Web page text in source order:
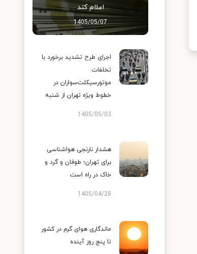
اعلام کند
1405/05/07
اجرای طرح تشدید برخورد با
تخلفات
موتورسیکلت‌سواران در
خطوط ویژه تهران از شنبه
1405/05/03
هشدار نارنجی هواشناسی
برای تهران؛ طوفان و گرد و
خاک در راه است
1405/04/28
ماندگاری هوای گرم در کشور
تا پنج روز آینده